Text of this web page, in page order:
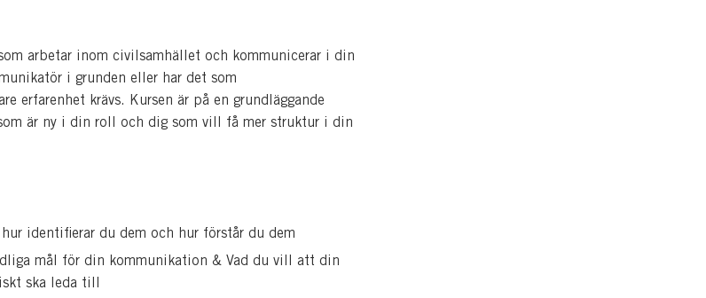
arbetar inom civilsamhället och kommunicerar i din
i grunden eller har det som
erfarenhet krävs. Kursen är på en grundläggande
är ny i din roll och dig som vill få mer struktur i din
identifierar du dem och hur förstår du dem
mål för din kommunikation & Vad du vill att din
ska leda till